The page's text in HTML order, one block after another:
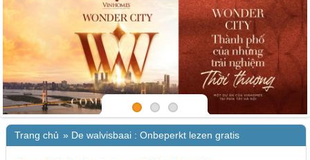
Trang chủ » De walvisbaai : Onbeperkt lezen gratis